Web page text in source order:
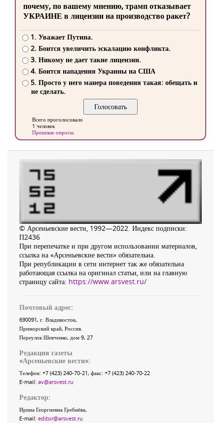
почему, по вашему мнению, трамп отказывает
УКРАИНЕ в лицензии на производство ракет?
1. Уважает Путина.
2. Боится увеличить эскалацию конфликта.
3. Никому не дает такие лицензии.
4. Боится нападения Украины на США
5. Просто у него манера поведения такая: обещать и
не сделать.
Всего проголосовало
1 человек
Прошлые опросы
© Арсеньевские вести, 1992—2022. Индекс подписки:
П2436
При перепечатке и при другом использовании материалов,
ссылка на «Арсеньевские вести» обязательна.
При републикации в сети интернет так же обязательна
работающая ссылка на оригинал статьи, или на главную
страницу сайта: https://www.arsvest.ru/
Почтовый адрес:
690091, г. Владивосток,
Приморский край, Россия
Переулок Шевченко, дом 9, 27
Редакция газеты
«Арсеньевские вести»:
Телефон: +7 (423) 240-70-21, факс: +7 (423) 240-70-22
E-mail: av@arsvest.ru
Редактор:
Ирина Георгиевна Гребнёва,
E-mail: editor@arsvest.ru